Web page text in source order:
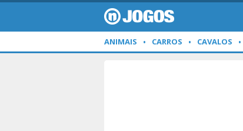
ANIMAIS CARROS CAVALOS